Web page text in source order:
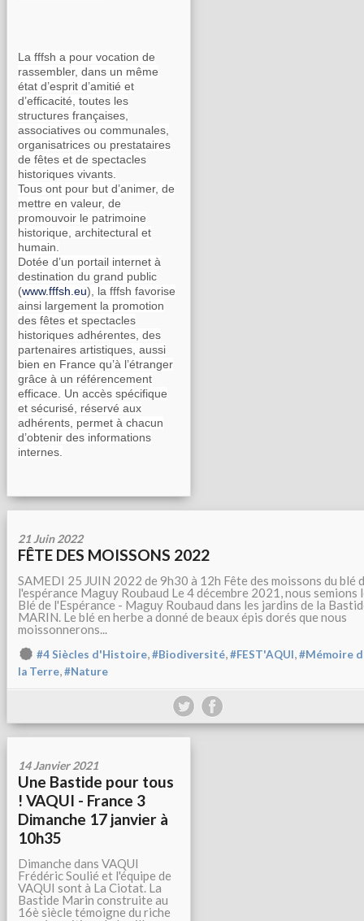
La fffsh a pour vocation de
rassembler, dans un même
état d’esprit d’amitié et
d’efficacité, toutes les
structures françaises,
associatives ou communales,
organisatrices ou prestataires
de fêtes et de spectacles
historiques vivants.
Tous ont pour but d’animer, de
mettre en valeur, de
promouvoir le patrimoine
historique, architectural et
humain.
Dotée d’un portail internet à
destination du grand public
(www.fffsh.eu), la fffsh favorise
ainsi largement la promotion
des fêtes et spectacles
historiques adhérentes, des
partenaires artistiques, aussi
bien en France qu’à l’étranger
grâce à un référencement
efficace. Un accès spécifique
et sécurisé, réservé aux
adhérents, permet à chacun
d’obtenir des informations
internes.
21 Juin 2022
FÊTE DES MOISSONS 2022
SAMEDI 25 JUIN 2022 de 9h30 à 12h Fête des moissons du blé
l'espérance Maguy Roubaud Le 4 décembre 2021, nous semions
Blé de l'Espérance - Maguy Roubaud dans les jardins de la
MARIN. Le blé en herbe a donné de beaux épis dorés que nous
moissonnerons...
#4 Siècles d'Histoire,#Biodiversité,#FEST'AQUI,#Mémoire
la Terre,#Nature
14 Janvier 2021
Une Bastide pour tous
! VAQUI - France 3
Dimanche 17 janvier à
10h35
Dimanche dans VAQUI
Frédéric Soulié et l'équipe de
VAQUI sont à La Ciotat. La
Bastide Marin construite au
16è siècle témoigne du riche